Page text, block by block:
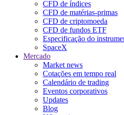
CFD de índices
CFD de matérias-primas
CFD de criptomoeda
CFD de fundos ETF
Especificação do
SpaceX
Mercado
Market news
Cotações em tempo real
Calendário de trading
Eventos corporativos
Updates
Blog